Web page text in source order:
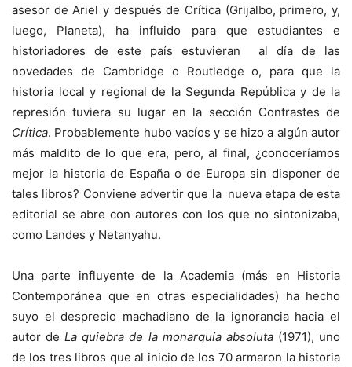
asesor de Ariel y después de Crítica (Grijalbo, primero, y,
luego, Planeta), ha influido para que estudiantes e
historiadores de este país estuvieran al día de las
novedades de Cambridge o Routledge o, para que la
historia local y regional de la Segunda República y de la
represión tuviera su lugar en la sección Contrastes de
Crítica. Probablemente hubo vacíos y se hizo a algún autor
más maldito de lo que era, pero, al final, ¿conoceríamos
mejor la historia de España o de Europa sin disponer de
tales libros? Conviene advertir que la nueva etapa de esta
editorial se abre con autores con los que no sintonizaba,
como Landes y Netanyahu.
Una parte influyente de la Academia (más en Historia
Contemporánea que en otras especialidades) ha hecho
suyo el desprecio machadiano de la ignorancia hacia el
autor deLa quiebra de la monarquía absoluta(1971), uno
de los tres libros que al inicio de los 70 armaron la historia